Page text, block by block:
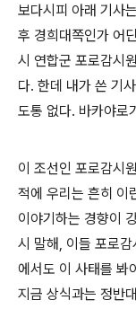
보다시피 아래 기사
후 경희대쪽인가 어
시 연합군 포로감시
다. 한데 내가 쓴 기
도통 없다. 바카야로
이 조선인 포로감시
적에 우리는 흔히 이
이야기하는 경향이
시 말해, 이들 포로
에서도 이 사태를 봐
지금 상식과는 정반